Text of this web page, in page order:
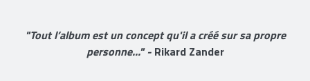
"Tout l’album est un concept qu'il a créé sur sa propre
personne..." - Rikard Zander